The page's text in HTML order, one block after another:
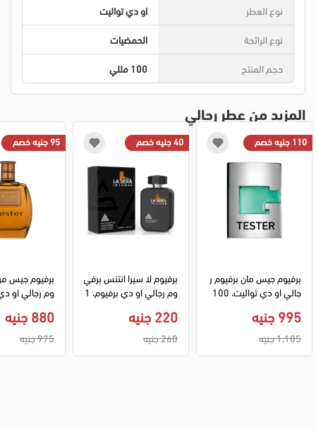
نوع العطر
او دي تواليت
نوع الرائحة
الحمضيات
حجم المنتج
100 مللي
المزيد من عطر رجالي
110 جنيه خصم
برفيوم جيس مان برفيوم ر
995 جنيه
1,105 جنيه
40 جنيه خصم
برفيوم لا سيرا انتنس برفي
وم رجالي او دي برفيوم، 1
220 جنيه
260 جنيه
95 جنيه خصم
برفيوم جيس
880 جنيه
975 جنيه